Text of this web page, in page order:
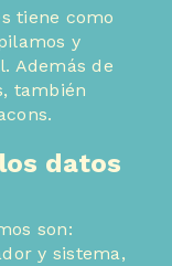
tiene como
y
Además de
también
datos
son:
y sistema,